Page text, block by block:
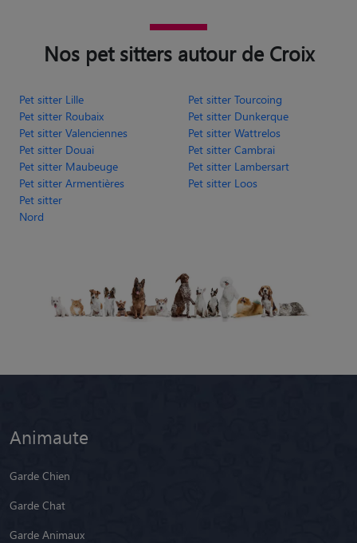
Nos pet sitters autour de Croix
Pet sitter Lille
Pet sitter Tourcoing
Pet sitter Roubaix
Pet sitter Dunkerque
Pet sitter Valenciennes
Pet sitter Wattrelos
Pet sitter Douai
Pet sitter Cambrai
Pet sitter Maubeuge
Pet sitter Lambersart
Pet sitter Armentières
Pet sitter Loos
Pet sitter
Nord
Animaute
Garde Chien
Garde Chat
Garde Animaux